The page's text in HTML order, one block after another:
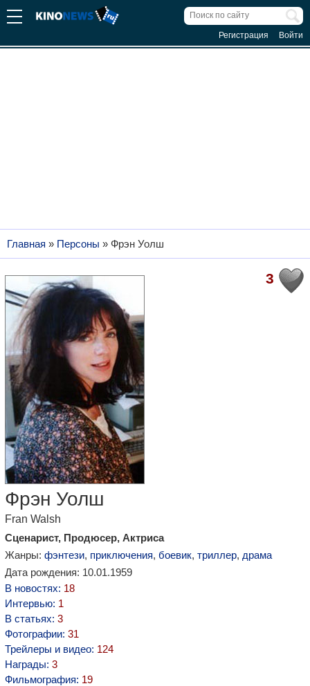
Регистрация Войти
Главная » Персоны » Фрэн Уолш
3
Фрэн Уолш
Fran Walsh
Сценарист, Продюсер, Актриса
Жанры: фэнтези, приключения, боевик, триллер, драма
Дата рождения: 10.01.1959
В новостях: 18
Интервью: 1
В статьях: 3
Фотографии: 31
Трейлеры и видео: 124
Награды: 3
Фильмография: 19